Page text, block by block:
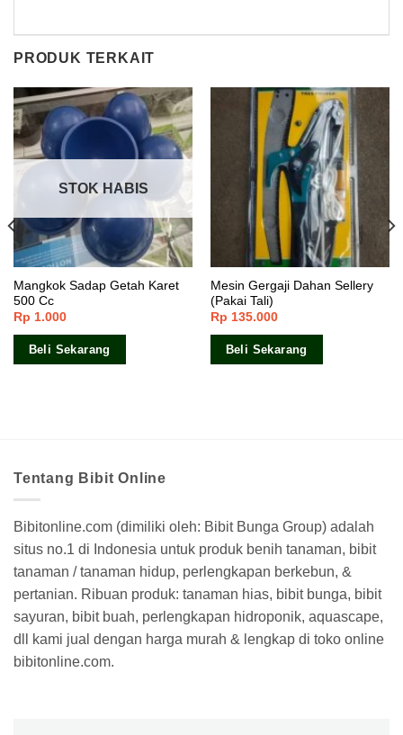
PRODUK TERKAIT
STOK HABIS
Mangkok Sadap Getah Karet
500 Cc
Rp 1.000
Beli Sekarang
Mesin Gergaji Dahan Sellery
(Pakai Tali)
Rp 135.000
Beli Sekarang
Tentang Bibit Online
Bibitonline.com (dimiliki oleh: Bibit Bunga Group) adalah
situs no.1 di Indonesia untuk produk benih tanaman, bibit
tanaman / tanaman hidup, perlengkapan berkebun, &
pertanian. Ribuan produk: tanaman hias, bibit bunga, bibit
sayuran, bibit buah, perlengkapan hidroponik, aquascape,
dll kami jual dengan harga murah & lengkap di toko online
bibitonline.com.